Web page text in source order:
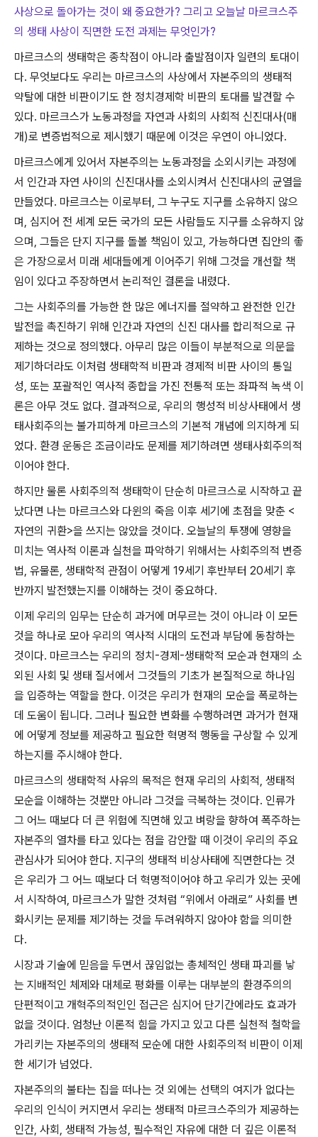
사상으로 돌아가는 것이 왜 중요한가? 그리고 오늘날 마르크스주
의 생태 사상이 직면한 도전 과제는 무엇인가?
마르크스의 생태학은 종착점이 아니라 출발점이자 일련의 토대이
다. 무엇보다도 우리는 마르크스의 사상에서 자본주의의 생태적
약탈에 대한 비판이기도 한 정치경제학 비판의 토대를 발견할 수
있다. 마르크스가 노동과정을 자연과 사회의 사회적 신진대사(매
개)로 변증법적으로 제시했기 때문에 이것은 우연이 아니었다.
마르크스에게 있어서 자본주의는 노동과정을 소외시키는 과정에
서 인간과 자연 사이의 신진대사를 소외시켜서 신진대사의 균열을
만들었다. 마르크스는 이로부터, 그 누구도 지구를 소유하지 않으
며, 심지어 전 세계 모든 국가의 모든 사람들도 지구를 소유하지 않
으며, 그들은 단지 지구를 돌볼 책임이 있고, 가능하다면 집안의 좋
은 가장으로서 미래 세대들에게 이어주기 위해 그것을 개선할 책
임이 있다고 주장하면서 논리적인 결론을 내렸다.
그는 사회주의를 가능한 한 많은 에너지를 절약하고 완전한 인간
발전을 촉진하기 위해 인간과 자연의 신진 대사를 합리적으로 규
제하는 것으로 정의했다. 아무리 많은 이들이 부분적으로 의문을
제기하더라도 이처럼 생태학적 비판과 경제적 비판 사이의 통일
성, 또는 포괄적인 역사적 종합을 가진 전통적 또는 좌파적 녹색 이
론은 아무 것도 없다. 결과적으로, 우리의 행성적 비상사태에서 생
태사회주의는 불가피하게 마르크스의 기본적 개념에 의지하게 되
었다. 환경 운동은 조금이라도 문제를 제기하려면 생태사회주의적
이어야 한다.
하지만 물론 사회주의적 생태학이 단순히 마르크스로 시작하고 끝
났다면 나는 마르크스와 다윈의 죽음 이후 세기에 초점을 맞춘 <
자연의 귀환>을 쓰지는 않았을 것이다. 오늘날의 투쟁에 영향을
미치는 역사적 이론과 실천을 파악하기 위해서는 사회주의적 변증
법, 유물론, 생태학적 관점이 어떻게 19세기 후반부터 20세기 후
반까지 발전했는지를 이해하는 것이 중요하다.
이제 우리의 임무는 단순히 과거에 머무르는 것이 아니라 이 모든
것을 하나로 모아 우리의 역사적 시대의 도전과 부담에 동참하는
것이다. 마르크스는 우리의 정치 -경제 -생태학적 모순과 현재의 소
외된 사회 및 생태 질서에서 그것들의 기초가 본질적으로 하나임
을 입증하는 역할을 한다. 이것은 우리가 현재의 모순을 폭로하는
데 도움이 됩니다. 그러나 필요한 변화를 수행하려면 과거가 현재
에 어떻게 정보를 제공하고 필요한 혁명적 행동을 구상할 수 있게
하는지를 주시해야 한다.
마르크스의 생태학적 사유의 목적은 현재 우리의 사회적, 생태적
모순을 이해하는 것뿐만 아니라 그것을 극복하는 것이다. 인류가
그 어느 때보다 더 큰 위험에 직면해 있고 벼랑을 향하여 폭주하는
자본주의 열차를 타고 있다는 점을 감안할 때 이것이 우리의 주요
관심사가 되어야 한다. 지구의 생태적 비상사태에 직면한다는 것
은 우리가 그 어느 때보다 더 혁명적이어야 하고 우리가 있는 곳에
서 시작하여, 마르크스가 말한 것처럼 “위에서 아래로” 사회를 변
화시키는 문제를 제기하는 것을 두려워하지 않아야 함을 의미한
다.
시장과 기술에 믿음을 두면서 끊임없는 총체적인 생태 파괴를 낳
는 지배적인 체제와 대체로 평화를 이루는 대부분의 환경주의의
단편적이고 개혁주의적인인 접근은 심지어 단기간에라도 효과가
없을 것이다. 엄청난 이론적 힘을 가지고 있고 다른 실천적 철학을
가리키는 자본주의의 생태적 모순에 대한 사회주의적 비판이 이제
한 세기가 넘었다.
자본주의의 불타는 집을 떠나는 것 외에는 선택의 여지가 없다는
우리의 인식이 커지면서 우리는 생태적 마르크스주의가 제공하는
인간, 사회 , 생태적 가능성, 필수적인 자유에 대한 더 깊은 이론적